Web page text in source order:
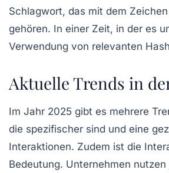
Schlagwort, das mit dem
gehören. In einer Zeit, in der es
Verwendung von relevanten
Aktuelle Trends in
Im Jahr 2025 gibt es mehrere
die spezifischer sind und eine
Interaktionen. Zudem ist die
Bedeutung. Unternehmen